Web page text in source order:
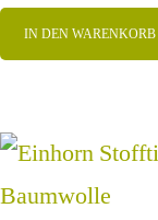
IN DEN WARENKORB